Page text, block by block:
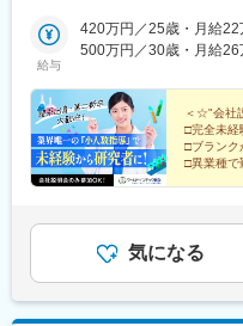
賀県、静岡県、愛知県
（月6万7000円まで会社
株式会社日東電工株式
舘工場株式会社カネカ株
会社中外医科学研究所
株式会社理研ジェネシス
株式会社株式会社エネ
でスキルを伸ばしたい
給与
420万円／25歳・月給
500万円／30歳・月給
＜☆"会社
□完全未経
□ブランク
□異業種で
まずは説
気になる